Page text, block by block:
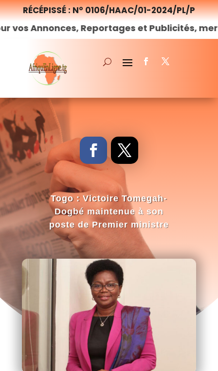
RÉCÉPISSÉ : N° 0106/HAAC/01-2024/PL/P
Reportages et Publicités, merci de
Togo : Victoire Tomegah-
Dogbé maintenue à son
poste de Premier ministre